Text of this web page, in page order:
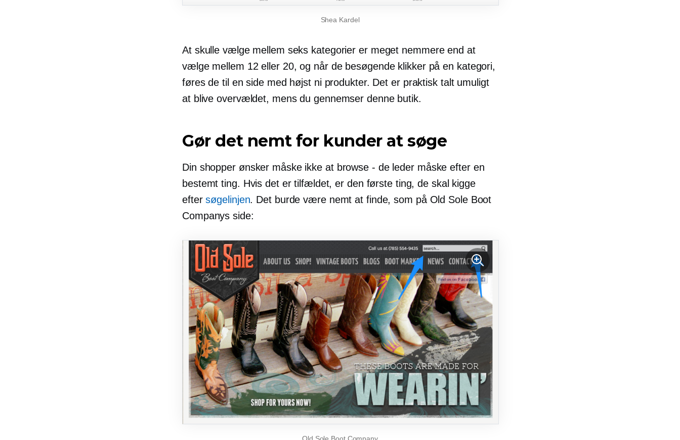
Shea Kardel
At skulle vælge mellem seks kategorier er meget nemmere end at
vælge mellem 12 eller 20, og når de besøgende klikker på en kategori,
føres de til en side med højst ni produkter. Det er praktisk talt umuligt
at blive overvældet, mens du gennemser denne butik.
Gør det nemt for kunder at søge
Din shopper ønsker måske ikke at browse - de leder måske efter en
bestemt ting. Hvis det er tilfældet, er den første ting, de skal kigge
eftersøgelinjen. Det burde være nemt at finde, som på Old Sole Boot
Companys side: